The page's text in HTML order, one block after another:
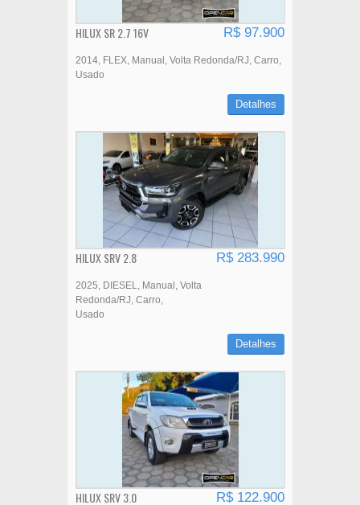
HILUX SR 2.7 16V R$ 97.900
2014 FLEX Manual Volta Redonda/RJ Carro
Usado
Detalhes
HILUX SRV 2.8 R$ 283.990
2025 DIESEL Manual
Volta
Redonda/RJ Carro
Usado
Detalhes
HILUX SRV 3.0 R$ 122.900